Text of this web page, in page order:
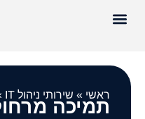
ראשי » שירותי ניהול IT
תמיכה